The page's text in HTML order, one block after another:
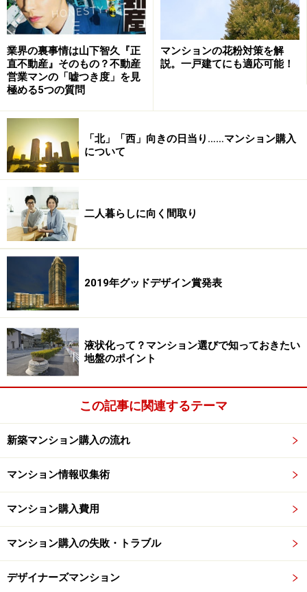
る」ということで夏の午後は暑くなるイメージがあり、
敬遠されがちです。逆に午前中は日が差さないので、冬
は洗濯物がなかなか乾かないことが不人気の原因かもし
れません。でも冬は午後に日が差すので、東向きよりは
暖かいことが期待できます。夏の午後の日差しも、上の
るでしょう。「夕焼けを見るのが好き」という人にはお
勧めです。
北向きは価格が安いことが最大のメリット
4つの方角のなかで最も不人気なのが北向きです。年間
を通して日差しが期待できず、北からの冷たい風が吹き
込んで寒いイメージが強いのでしょう。でも、マンショ
ンの住戸は角住戸や最上階、1階でなければ上下左右を
ほかの住戸に囲まれているので、一戸建てに比べて冬で
も暖かいのが一般的です。躯体のコンクリートは熱を蓄
える性質があるので、室内が一度暖まれば日差しがなく
てもそれほど寒くはないはずです。なにより、北向きの
家が買えることが最大のメリットといえます。
タワーマンションでは方角より眺望が大事
るので、「やめた方がいい」というわけではないでしょ
う。さらに超高層のタワーマンションの場合は、住戸の
向きよりも眺望の方が住み心地や住宅価格に影響しま
す。タワーマンションは建物の4面に住戸が配置される
ので、西向きや北向きの住戸も少なくありません。でも
業界の裏事情は山下智久『正
直不動産』そのもの？不動産
営業マンの「嘘つき度」を見
極める5つの質問
マンションの花粉対策を解
説。一戸建てにも適応可能！
「北」「西」向きの日当り……マンション購入
について
二人暮らしに向く間取り
2019年グッドデザイン賞発表
液状化って？マンション選びで知っておきたい
地盤のポイント
この記事に関連するテーマ
新築マンション購入の流れ
マンション情報収集術
マンション購入費用
マンション購入の失敗・トラブル
デザイナーズマンション